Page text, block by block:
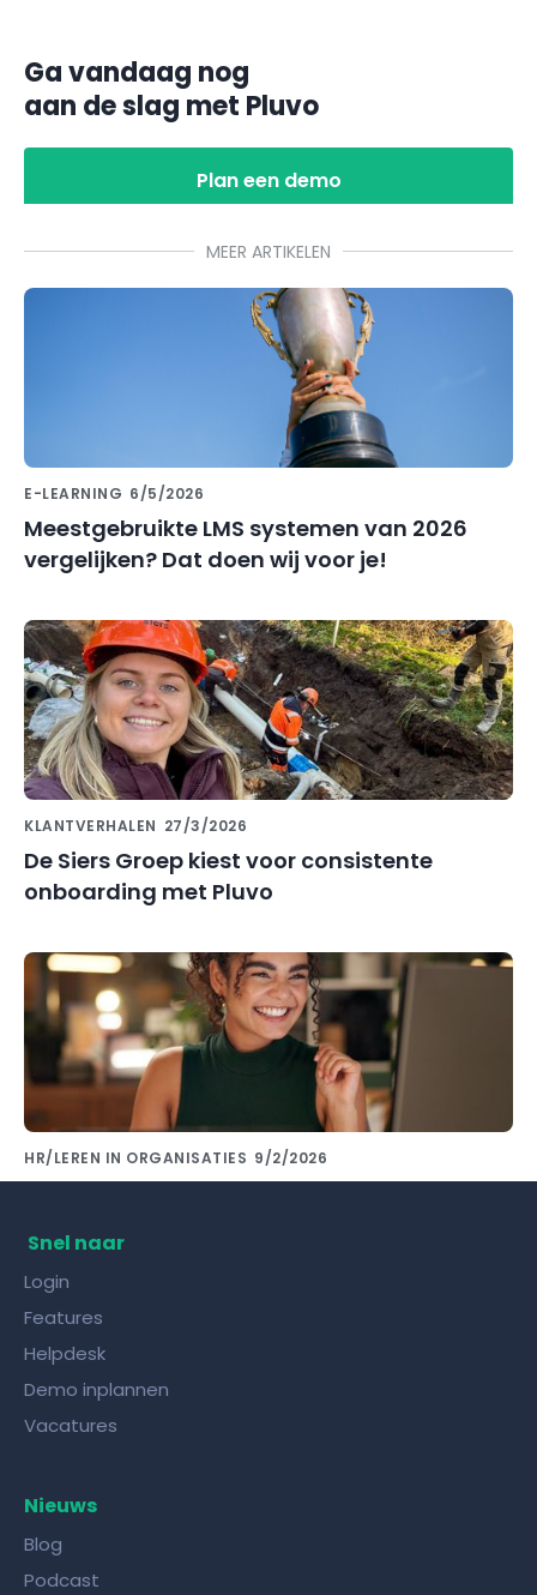
Ga vandaag nog
aan de slag met Pluvo
Plan een demo
MEER ARTIKELEN
E-LEARNING 6/5/2026
Meestgebruikte LMS systemen van 2026
vergelijken? Dat doen wij voor je!
KLANTVERHALEN 27/3/2026
De Siers Groep kiest voor consistente
onboarding met Pluvo
HR/LEREN IN ORGANISATIES 9/2/2026
Snel naar
Login
Features
Helpdesk
Demo inplannen
Vacatures
Nieuws
Blog
Podcast